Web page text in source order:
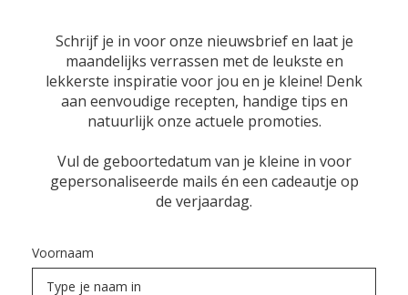
Schrijf je in voor onze nieuwsbrief en laat je
maandelijks verrassen met de leukste en
lekkerste inspiratie voor jou en je kleine! Denk
aan eenvoudige recepten, handige tips en
natuurlijk onze actuele promoties.
Vul de geboortedatum van je kleine in voor
gepersonaliseerde mails én een cadeautje op
de verjaardag.
Voornaam